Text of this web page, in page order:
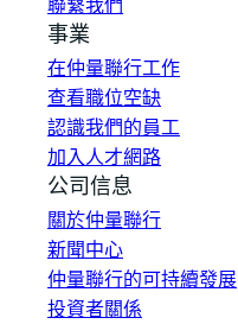
聯繫我們
事業
在仲量聯行工作
查看職位空缺
認識我們的員工
加入人才網路
公司信息
關於仲量聯行
新聞中心
仲量聯行的可持續發展
投資者關係